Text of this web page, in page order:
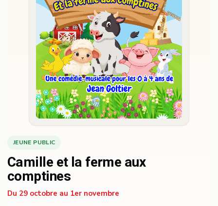
JEUNE PUBLIC
Camille et la ferme aux
comptines
Du 29 octobre au 1er novembre